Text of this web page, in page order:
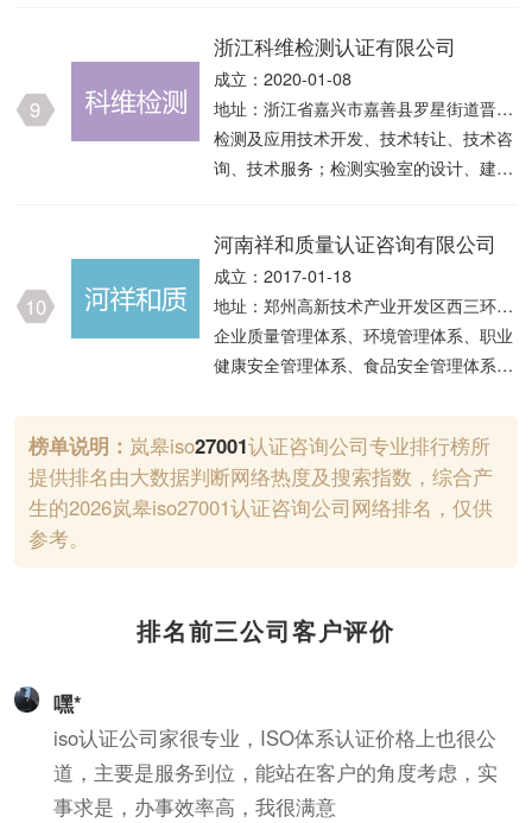
＊
9
浙江科维检测认证有限公司
成立：2020-01-08
地址：浙江省嘉兴市嘉善县罗星街道晋阳
东路568号科创中心5号楼1层 (住所申报)
检测及应用技术开发、技术转让、技术咨
询、技术服务；检测实验室的设计、建设
校准服务；认证服务；企业认证咨询。
（依法须经批准的项目，经相关部门批准
后方可开展经营活动）
10
河南祥和质量认证咨询有限公司
成立：2017-01-18
地址：郑州高新技术产业开发区西三环路
279号14幢11层44号
企业质量管理体系、环境管理体系、职业
健康安全管理体系、食品安全管理体系、
术服务管理体系、信息安全管理体系、能
源管理体系认证咨询；有机产品认证咨
询；计算机软件开发、技术转让及技术服
榜单说明： 岚皋iso27001认证咨询公司专业排行榜所
提供排名由大数据判断网络热度及搜索指数，综合产
生的2026岚皋iso27001认证咨询公司网络排名，仅供
参考。
排名前三公司客户评价
嘿*
iso认证公司家很专业，ISO体系认证价格上也很公
道，主要是服务到位，能站在客户的角度考虑，实
事求是，办事效率高，我很满意